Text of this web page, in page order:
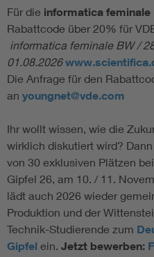
Energy storage
Functional safety
Für die informatica feminale
Rabattcode über 20% für
informatica feminale BW /
01.08.2026
Die Anfrage für den
an youngnet@vde.com
Ihr wollt wissen, wie die
wirklich diskutiert wird?
von 30 exklusiven Plätzen
Gipfel 26, am 10. / 11.
lädt auch 2026 wieder
Produktion und der
Technik-Studierende zum
Gipfel ein. Jetzt bewerben: